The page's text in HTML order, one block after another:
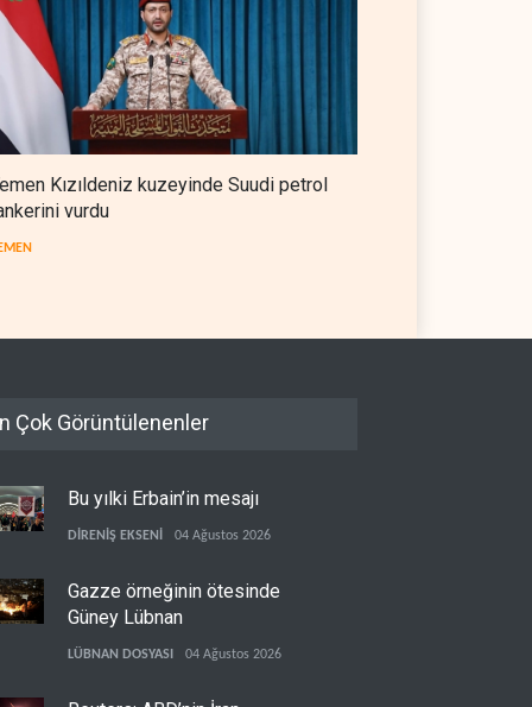
askerlerinin Lübnan'daki
oteli yağmaladığı ortaya
05 Ağustos 2026
boğazlarında gemi trafiği
Kızıldeniz kuzeyinde Suudi petrol
vurdu
Çok Görüntülenenler
Bu yılki Erbain’in mesajı
DİRENİŞ EKSENİ 04 Ağustos 2026
Gazze örneğinin ötesinde
Güney Lübnan
LÜBNAN DOSYASI 04 Ağustos 2026